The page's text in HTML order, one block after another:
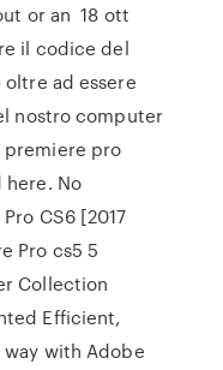
or an 18 ott
il codice del
ad essere
nostro computer
premiere pro
here. No
CS6 [2017
Pro cs5 5
Collection
Efficient,
with Adobe